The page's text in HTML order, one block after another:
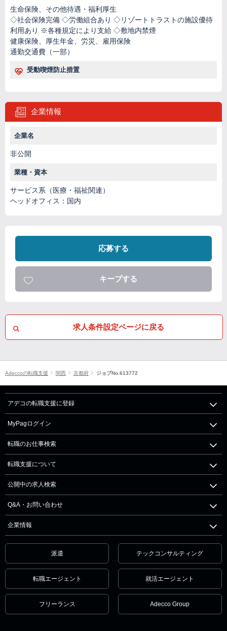
生命保険、その他待遇・福利厚生
◇社会保険完備 ◇労働組合あり ◇リゾートトラストの施設優待
利用あり ※各種規定により支給 ◇敷地内禁煙
健康保険、厚生年金、労災、雇用保険
通勤交通費（一部）
受動喫煙防止措置
企業情報
企業名
非公開
業種・資本
サービス系（医療・福祉関連）
ヘッドオフィス：国内
応募する
キープする
求人条件設定ページに戻る
Adeccoの転職支援 関西 京都府 ジョブNo.613772
アデコの転職支援に登録
MyPagログイン
転職のお仕事検索
転職支援について
公開中の求人検索
Q&A・お問い合わせ
企業情報
派遣 テックコンサルティング
転職エージェント 就活エージェント
フリーランス Adecco Group